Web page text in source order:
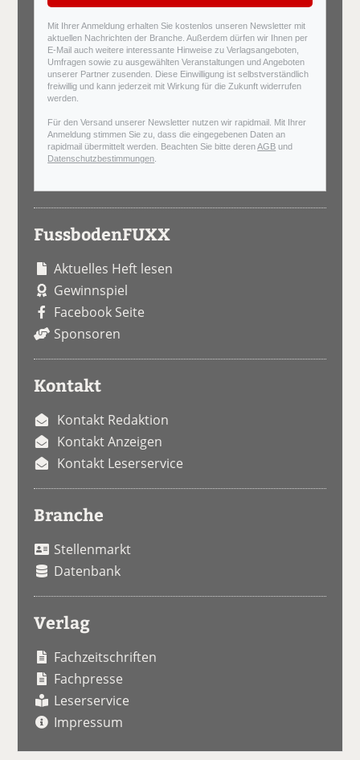
Mit Ihrer Anmeldung erhalten Sie kostenlos unseren Newsletter mit
aktuellen Nachrichten der Branche. Außerdem dürfen wir Ihnen per
E-Mail auch weitere interessante Hinweise zu Verlagsangeboten,
Umfragen sowie zu ausgewählten Veranstaltungen und Angeboten
unserer Partner zusenden. Diese Einwilligung ist selbstverständlich
freiwillig und kann jederzeit mit Wirkung für die Zukunft widerrufen
werden.
Für den Versand unserer Newsletter nutzen wir rapidmail. Mit Ihrer
Anmeldung stimmen Sie zu, dass die eingegebenen Daten an
rapidmail übermittelt werden. Beachten Sie bitte derenAGB und
Datenschutzbestimmungen
FussbodenFUXX
Aktuelles Heft lesen
Gewinnspiel
Facebook Seite
Sponsoren
Kontakt
Kontakt Redaktion
Kontakt Anzeigen
Kontakt Leserservice
Branche
Stellenmarkt
Datenbank
Verlag
Fachzeitschriften
Fachpresse
Leserservice
Impressum